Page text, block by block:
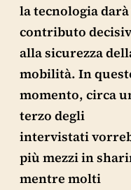
la tecnologia
contributo
alla sicurezza
mobilità. In
momento, circa
terzo degli
intervistati
più mezzi in
mentre molti